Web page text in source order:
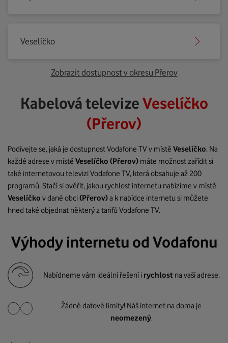
Veselíčko
Zobrazit dostupnost v okresu Přerov
Kabelová televizeVeselíčko
(Přerov)
Podívejte se, jaká je dostupnost Vodafone TV v místě Veselíčko. Na
každé adrese v místě Veselíčko (Přerov) máte možnost zařídit si
také internetovou televizi Vodafone TV, která obsahuje až 200
programů. Stačí si ověřit, jakou rychlost internetu nabízíme v místě
Veselíčko v dané obci(Přerov)a k nabídce internetu si můžete
hned také objednat některý z tarifů Vodafone TV.
Výhody internetu od Vodafonu
Nabídneme vám ideální řešení i rychlost na vaší adrese.
Žádné datové limity! Náš internet na doma je
neomezený.